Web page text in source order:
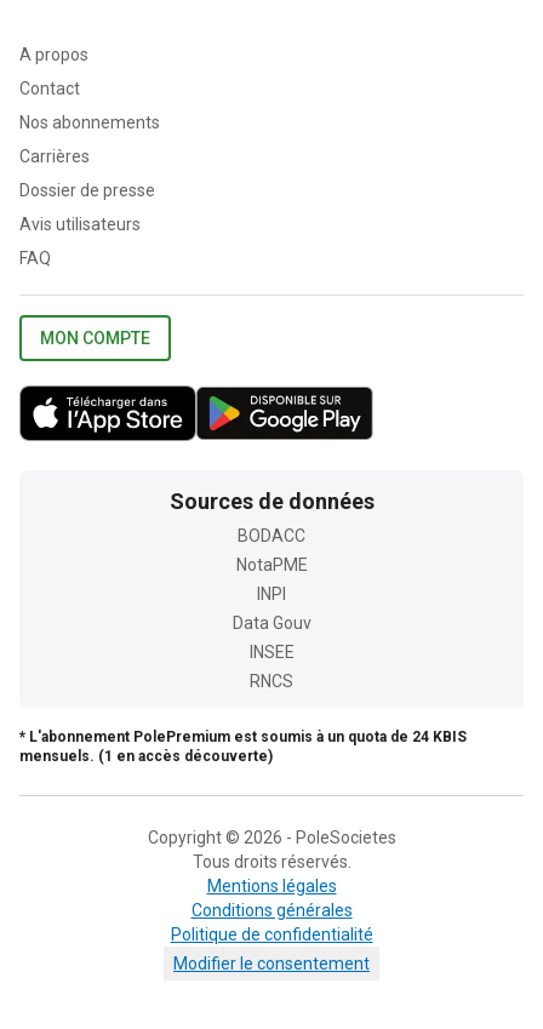
A propos
Contact
Nos abonnements
Carrières
Dossier de presse
Avis utilisateurs
FAQ
MON COMPTE
Sources de données
BODACC
NotaPME
INPI
Data Gouv
INSEE
RNCS
* L'abonnement PolePremium est soumis à un quota de 24 KBIS
mensuels. (1 en accès découverte)
Copyright © 2026 - PoleSocietes
Tous droits réservés.
Mentions légales
Conditions générales
Politique de confidentialité
Modifier le consentement